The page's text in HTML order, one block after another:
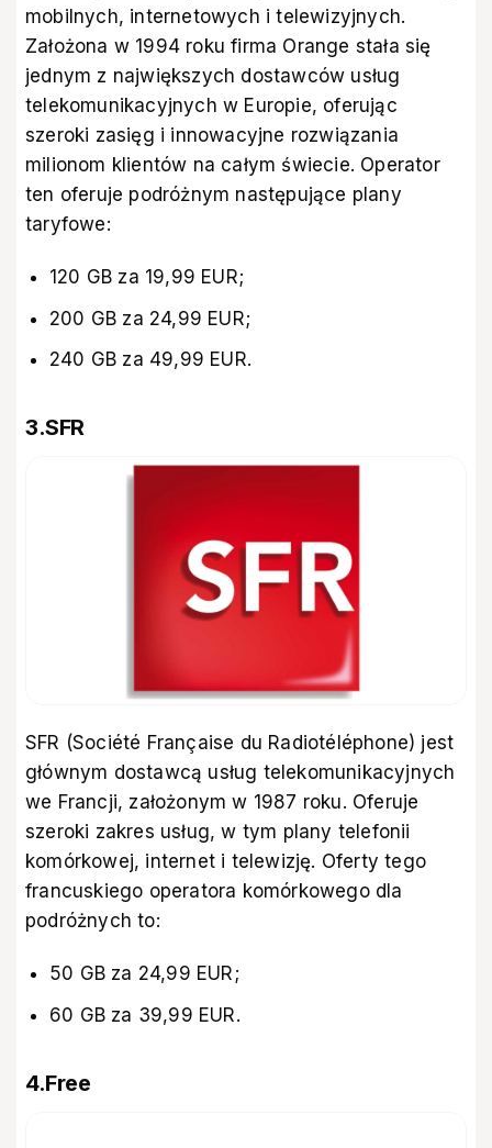
mobilnych, internetowych i telewizyjnych.
Założona w 1994 roku firma Orange stała się
jednym z największych dostawców usług
telekomunikacyjnych w Europie, oferując
szeroki zasięg i innowacyjne rozwiązania
milionom klientów na całym świecie. Operator
ten oferuje podróżnym następujące plany
taryfowe:
120 GB za 19,99 EUR;
200 GB za 24,99 EUR;
240 GB za 49,99 EUR.
3.SFR
SFR (Société Française du Radiotéléphone) jest
głównym dostawcą usług telekomunikacyjnych
we Francji, założonym w 1987 roku. Oferuje
szeroki zakres usług, w tym plany telefonii
komórkowej, internet i telewizję. Oferty tego
francuskiego operatora komórkowego dla
podróżnych to:
50 GB za 24,99 EUR;
60 GB za 39,99 EUR.
4.Free